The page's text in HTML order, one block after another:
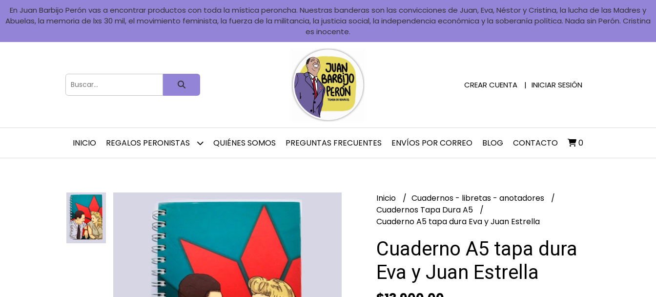
En Juan Barbijo Perón vas a encontrar productos con toda la mística peroncha. Nuestras banderas son las convicciones de Juan, Eva, Néstor y Cristina, la lucha de las Madres y
Abuelas, la memoria de lxs 30 mil, el movimiento feminista, la fuerza de la militancia, la justicia social, la independencia económica y la soberanía política. Nada sin Perón. Cristina
es inocente.
CREAR CUENTA INICIAR SESIÓN
INICIO REGALOS PERONISTAS QUIÉNES SOMOS PREGUNTAS FRECUENTES ENVÍOS POR CORREO BLOG CONTACTO 0
Inicio
Cuadernos - libretas - anotadores
Cuadernos Tapa Dura A5
Cuaderno A5 tapa dura Eva y Juan Estrella
Cuaderno A5 tapa dura
Eva y Juan Estrella